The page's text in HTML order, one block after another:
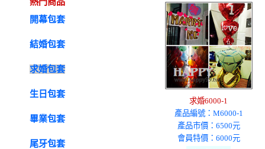
開幕包套
結婚包套
求婚包套
生日包套
畢業包套
尾牙包套
求婚6000-1
產品編號：M6000-1
產品市價：6500元
會員特價：6000元